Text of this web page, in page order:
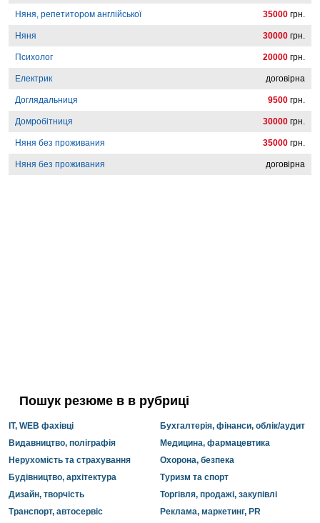
Няня, репетитором англійської 35000 грн.
Няня 30000 грн.
Психолог 20000 грн.
Електрик договірна
Доглядальниця 9500 грн.
Домробітниця 30000 грн.
Няня без проживания 35000 грн.
Няня без проживания договірна
Пошук резюме в в рубриці
IT, WEB фахівці
Бухгалтерія, фінанси, облік/аудит
Видавництво, поліграфія
Медицина, фармацевтика
Нерухомість та страхування
Охорона, безпека
Будівництво, архітектура
Туризм та спорт
Дизайн, творчість
Торгівля, продажі, закупівлі
Транспорт, автосервіс
Реклама, маркетинг, PR